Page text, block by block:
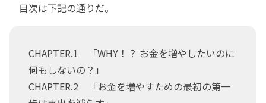
目次は下記の通りだ。
CHAPTER.1 「WHY！？ お金を増やしたいのに
何もしないの？」
CHAPTER.2 「お金を増やすための最初の第一